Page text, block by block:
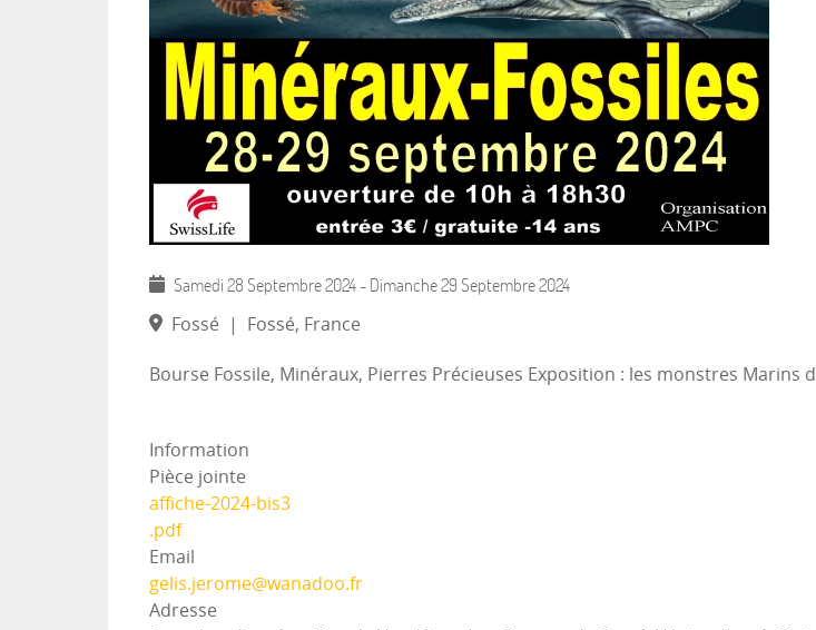
Samedi 28 Septembre 2024 - Dimanche 29 Septembre 2024
Fossé | Fossé, France
Bourse Fossile, Minéraux, Pierres Précieuses Exposition : les monstres Marins
Information
Pièce jointe
affiche-2024-bis3
.pdf
Email
gelis.jerome@wanadoo.fr
Adresse